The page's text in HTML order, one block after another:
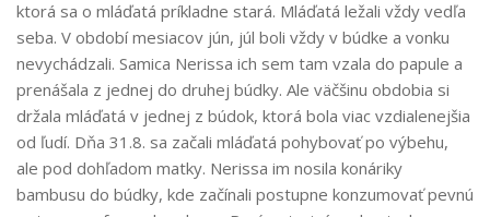
ktorá sa o mláďatá príkladne stará. Mláďatá ležali vždy vedľa
seba. V období mesiacov jún, júl boli vždy v búdke a vonku
nevychádzali. Samica Nerissa ich sem tam vzala do papule a
prenášala z jednej do druhej búdky. Ale väčšinu obdobia si
držala mláďatá v jednej z búdok, ktorá bola viac vzdialenejšia
od ľudí. Dňa 31.8. sa začali mláďatá pohybovať po výbehu,
ale pod dohľadom matky. Nerissa im nosila konáriky
bambusu do búdky, kde začínali postupne konzumovať pevnú